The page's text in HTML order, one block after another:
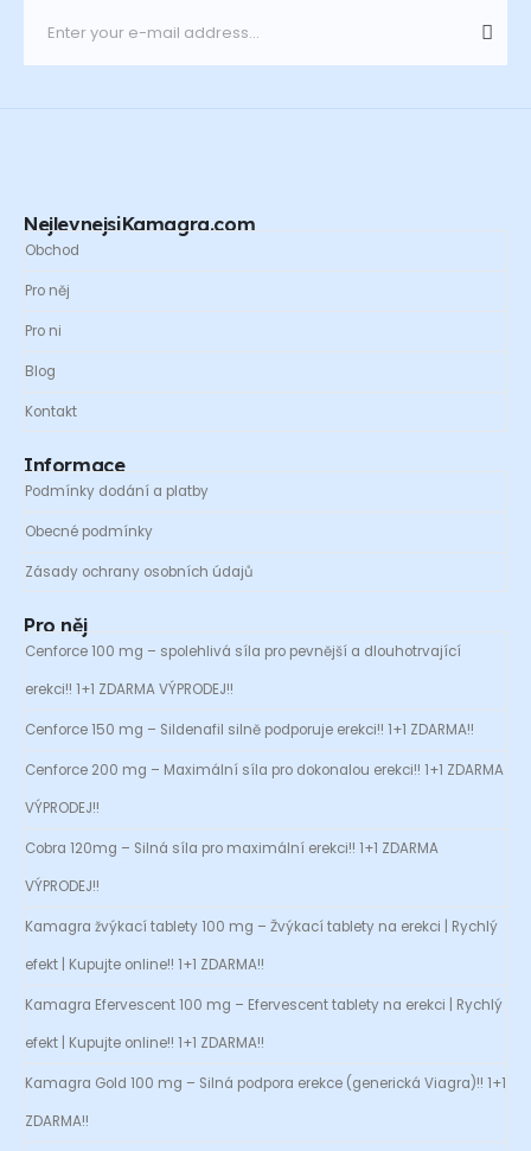
NejlevnejsiKamagra.com
Obchod
Pro něj
Pro ni
Blog
Kontakt
Informace
Podmínky dodání a platby
Obecné podmínky
Zásady ochrany osobních údajů
Pro něj
Cenforce 100 mg – spolehlivá síla pro pevnější a dlouhotrvající
erekci!! 1+1 ZDARMA VÝPRODEJ!!
Cenforce 150 mg – Sildenafil silně podporuje erekci!! 1+1 ZDARMA!!
Cenforce 200 mg – Maximální síla pro dokonalou erekci!! 1+1 ZDARMA
VÝPRODEJ!!
Cobra 120mg – Silná síla pro maximální erekci!! 1+1 ZDARMA
VÝPRODEJ!!
Kamagra žvýkací tablety 100 mg – Žvýkací tablety na erekci | Rychlý
efekt | Kupujte online!! 1+1 ZDARMA!!
Kamagra Efervescent 100 mg – Efervescent tablety na erekci | Rychlý
efekt | Kupujte online!! 1+1 ZDARMA!!
Kamagra Gold 100 mg – Silná podpora erekce (generická Viagra)!! 1+1
ZDARMA!!